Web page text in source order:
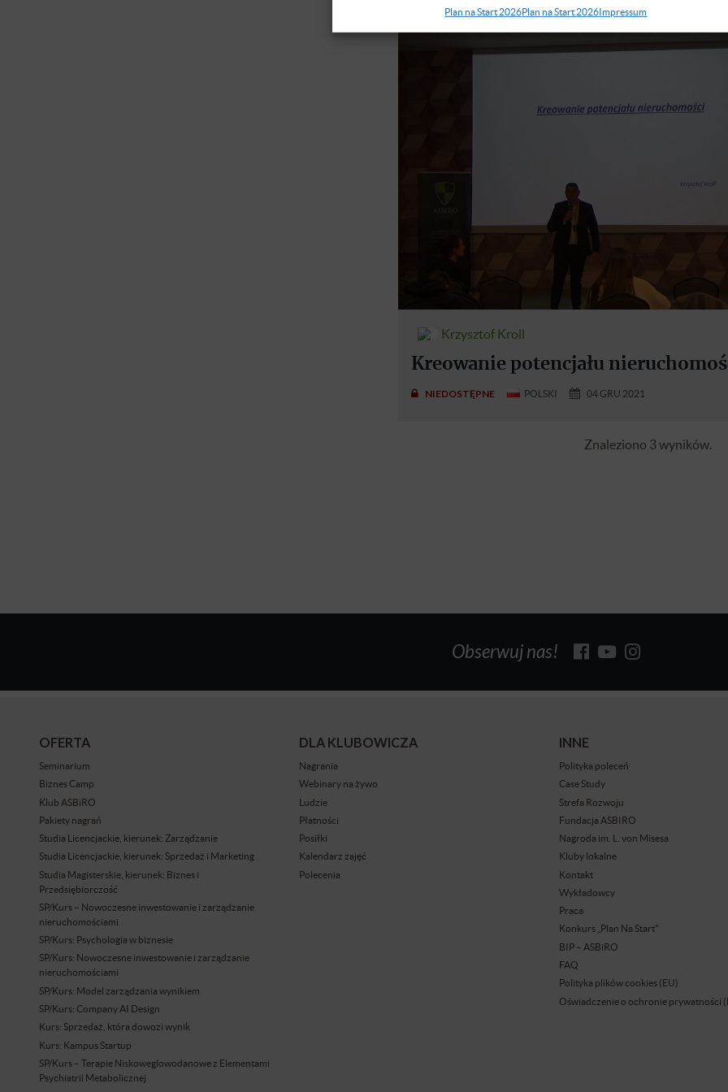
Plan na Start 2026Plan na Start 2026Impressum
Krzysztof Kroll
Kreowanie potencjału
NIEDOSTĘPNE POLSKI 04 GRU 2021
Znaleziono 3 wyników.
Obserwuj nas!
OFERTA
Seminarium
Biznes Camp
Klub ASBiRO
Pakiety nagrań
Studia Licencjackie, kierunek: Zarządzanie
Studia Licencjackie, kierunek: Sprzedaż i Marketing
Studia Magisterskie, kierunek: Biznes i
Przedsiębiorczość
SP/Kurs – Nowoczesne inwestowanie i zarządzanie
nieruchomościami
SP/Kurs: Psychologia w biznesie
SP/Kurs: Nowoczesne inwestowanie i zarządzanie
nieruchomościami
SP/Kurs: Model zarządzania wynikiem
SP/Kurs: Company AI Design
Kurs: Sprzedaż, która dowozi wynik
Kurs: Kampus Startup
SP/Kurs – Terapie Niskoweglowodanowe z Elementami
Psychiatrii Metabolicznej
DLA KLUBOWICZA
Nagrania
Webinary na żywo
Ludzie
Płatności
Posiłki
Kalendarz zajęć
Polecenia
INNE
Polityka poleceń
Case Study
Strefa Rozwoju
Fundacja ASBIRO
Nagroda im. L. von Misesa
Kluby lokalne
Kontakt
Wykładowcy
Praca
Konkurs „Plan Na Start”
BIP – ASBiRO
FAQ
Polityka plików cookies (EU)
Oświadczenie o ochronie prywatności